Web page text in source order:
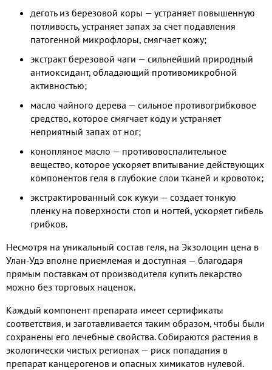
деготь из березовой коры — устраняет повышенную
потливость, устраняет запах за счет подавления
патогенной микрофлоры, смягчает кожу;
экстракт березовой чаги — сильнейший природный
антиоксидант, обладающий противомикробной
активностью;
масло чайного дерева — сильное противогрибковое
средство, которое смягчает коду и устраняет
неприятный запах от ног;
конопляное масло — противовоспалительное
вещество, которое ускоряет впитывание действующих
компонентов геля в глубокие слои тканей и кровоток;
экстрактированный сок кукуи — создает тонкую
пленку на поверхности стоп и ногтей, ускоряет гибель
грибков.
Несмотря на уникальный состав геля, на Экзолоцин цена в
Улан-Удэ вполне приемлемая и доступная — благодаря
прямым поставкам от производителя купить лекарство
можно без торговых наценок.
Каждый компонент препарата имеет сертификаты
соответствия, и заготавливается таким образом, чтобы были
сохранены его лечебные свойства. Собираются растения в
экологически чистых регионах — риск попадания в
препарат канцерогенов и опасных химикатов нулевой.